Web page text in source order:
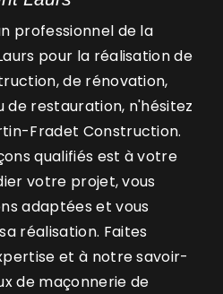
professionnel de la
pour la réalisation de
de rénovation,
de restauration, n'hésitez
Fradet Construction.
qualifiés est à votre
votre projet, vous
adaptées et vous
réalisation. Faites
et à notre savoir-
de maçonnerie de